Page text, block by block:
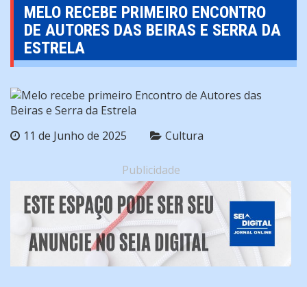
MELO RECEBE PRIMEIRO ENCONTRO
DE AUTORES DAS BEIRAS E SERRA DA
ESTRELA
11 de Junho de 2025 Cultura
Publicidade